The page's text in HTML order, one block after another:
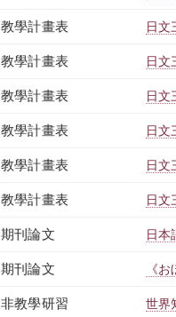
教學計畫表 日文
教學計畫表 日文
教學計畫表 日文
教學計畫表 日文
教學計畫表 日文
教學計畫表 日文
期刊論文 日本
期刊論文 《
非教學研習
世界